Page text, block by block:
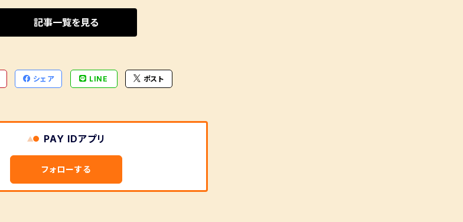
記事一覧を見る
シェア LINE ポスト
PAY IDアプリ
フォローする